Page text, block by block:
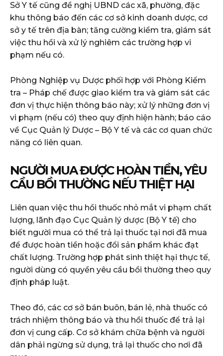
Sở Y tế cũng đề nghị UBND các xã, phường, đặc
khu thông báo đến các cơ sở kinh doanh dược, cơ
sở y tế trên địa bàn; tăng cường kiểm tra, giám sát
việc thu hồi và xử lý nghiêm các trường hợp vi
phạm nếu có.
Phòng Nghiệp vụ Dược phối hợp với Phòng Kiểm
tra – Pháp chế được giao kiểm tra và giám sát các
đơn vị thực hiện thông báo này; xử lý những đơn vị
vi phạm (nếu có) theo quy định hiện hành; báo cáo
về Cục Quản lý Dược – Bộ Y tế và các cơ quan chức
năng có liên quan.
NGƯỜI MUA ĐƯỢC HOÀN TIỀN, YÊU
CẦU BỒI THƯỜNG NẾU THIỆT HẠI
Liên quan việc thu hồi thuốc nhỏ mắt vi phạm chất
lượng, lãnh đạo Cục Quản lý dược (Bộ Y tế) cho
biết người mua có thể trả lại thuốc tại nơi đã mua
để được hoàn tiền hoặc đổi sản phẩm khác đạt
chất lượng. Trường hợp phát sinh thiệt hại thực tế,
người dùng có quyền yêu cầu bồi thường theo quy
định pháp luật.
Theo đó, các cơ sở bán buôn, bán lẻ, nhà thuốc có
trách nhiệm thông báo và thu hồi thuốc để trả lại
đơn vị cung cấp. Cơ sở khám chữa bệnh và người
dân phải ngừng sử dụng, trả lại thuốc cho nơi đã